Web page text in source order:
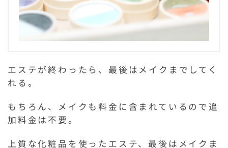
エステが終わったら、最後はメイクまでしてく
れる。
もちろん、メイクも料金に含まれているので追
加料金は不要。
上質な化粧品を使ったエステ、最後はメイクま